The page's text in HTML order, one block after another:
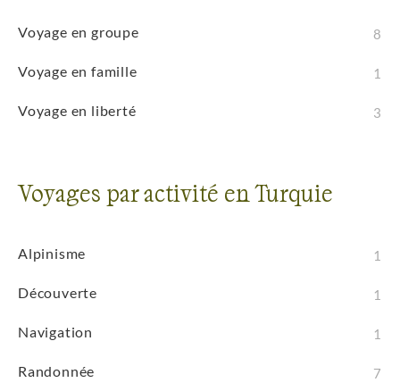
Voyage en groupe 8
Voyage en famille 1
Voyage en liberté 3
Voyages par activité en Turquie
Alpinisme 1
Découverte 1
Navigation 1
Randonnée 7